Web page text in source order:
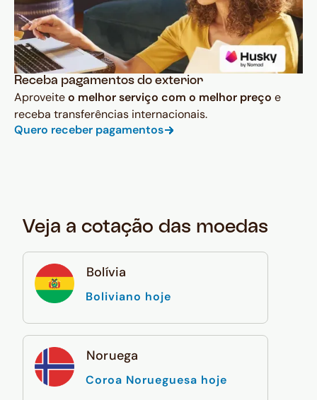
Receba pagamentos do exterior
Aproveiteo melhor serviço com o melhor preço e
receba transferências internacionais.
Quero receber pagamentos
Veja a cotação das moedas
Bolívia
Boliviano hoje
Noruega
Coroa Norueguesa hoje